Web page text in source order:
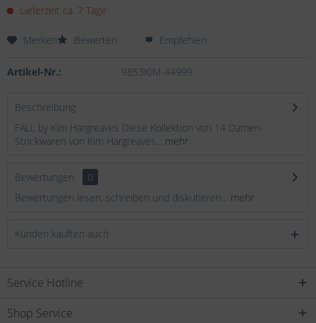
Lieferzeit ca. 7 Tage
Merken Bewerten Empfehlen
Artikel-Nr.: 9853KIM-44999
Beschreibung
FALL by Kim Hargreaves Diese Kollektion von 14 Damen-
Strickwaren von Kim Hargreaves... mehr
Bewertungen
0
Bewertungen lesen, schreiben und diskutieren... mehr
Kunden kauften auch
Service Hotline
Shop Service